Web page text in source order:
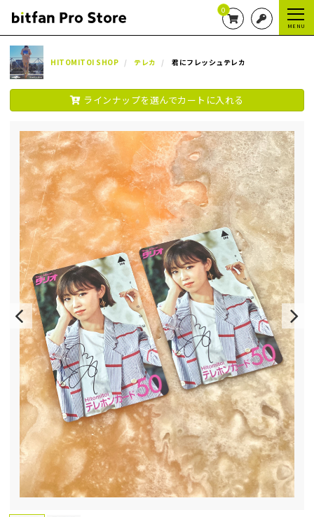
0
MENU
HITOMITOI SHOP テレカ 君にフレッシュテレカ
ラインナップを選んでカートに入れる